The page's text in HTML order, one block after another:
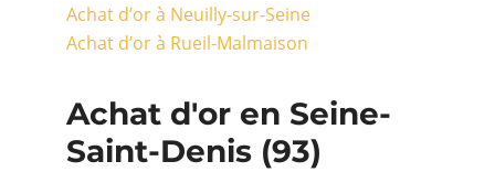
Achat d’or à Neuilly-sur-Seine
Achat d’or à Rueil-Malmaison
Achat d'or en Seine-
Saint-Denis (93)